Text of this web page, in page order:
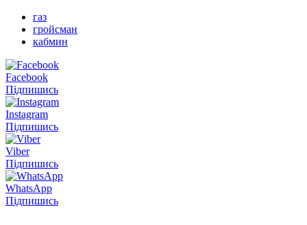
газ
гройсман
кабмин
Facebook
Підпишись
Instagram
Підпишись
Viber
Підпишись
WhatsApp
Підпишись